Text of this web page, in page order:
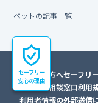
セーフリー
安心の理由
ペットの記事一覧
初めての方へセーフリ
トラブル相談窓口利用
利用者情報の外部送信